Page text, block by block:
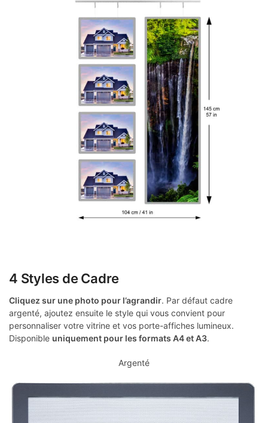
4 Styles de Cadre
Cliquez sur une photo pour l’agrandir. Par défaut cadre
argenté, ajoutez ensuite le style qui vous convient pour
personnaliser votre vitrine et vos porte-affiches lumineux.
Disponible uniquement pour les formats A4 et A3.
Argenté